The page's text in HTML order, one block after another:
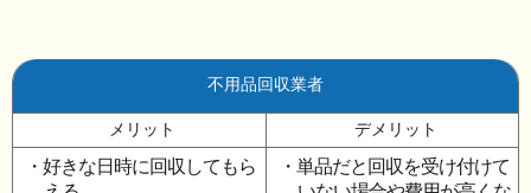
不用品回収業者
メリット デメリット
・好きな日時に回収してもら
・単品だと回収を受け付けて